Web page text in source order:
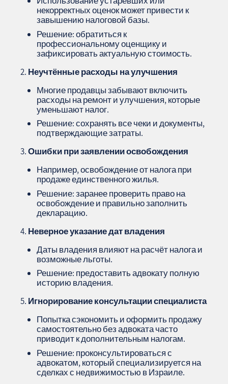
некорректных оценок может привести к
завышению налоговой базы.
Решение: обратиться к
профессиональному оценщику и
зафиксировать актуальную стоимость.
Неучтённые расходы на улучшения
Многие продавцы забывают включить
расходы на ремонт и улучшения, которые
уменьшают налог.
Решение: сохранять все чеки и документы,
подтверждающие затраты.
Ошибки при заявлении освобождения
Например, освобождение от налога при
продаже единственного жилья.
Решение: заранее проверить право на
освобождение и правильно заполнить
декларацию.
Неверное указание дат владения
Даты владения влияют на расчёт налога и
возможные льготы.
Решение: предоставить адвокату полную
историю владения.
Игнорирование консультации специалиста
Попытка сэкономить и оформить продажу
самостоятельно без адвоката часто
приводит к дополнительным налогам.
Решение: проконсультироваться с
адвокатом, который специализируется на
сделках с недвижимостью в Израиле.